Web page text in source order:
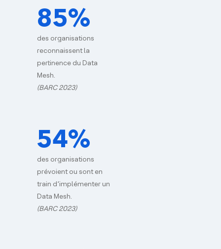
85%
des organisations
reconnaissent la
pertinence du Data
Mesh.
(BARC 2023)
54%
des organisations
prévoient ou sont en
train d’implémenter un
Data Mesh.
(BARC 2023)